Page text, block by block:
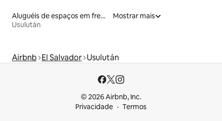
Aluguéis de espaços em frente à praia
Usulután
Mostrar mais
Airbnb El Salvador Usulután
© 2026 Airbnb, Inc.
Privacidade
Termos